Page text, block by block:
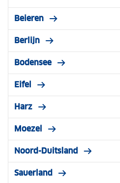
Beieren
Berlijn
Bodensee
Eifel
Harz
Moezel
Noord-Duitsland
Sauerland